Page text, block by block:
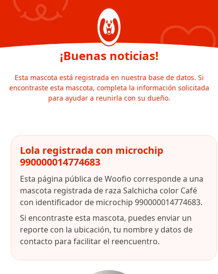
¡Buenas noticias!
Esta mascota está registrada en nuestra base de datos. Si
encontraste esta mascota, completa la información solicitada
para ayudar a reunirla con su dueño.
Lola registrada con microchip
990000014774683
Esta página pública de Woofio corresponde a una
mascota registrada de raza Salchicha color Café
con identificador de microchip 990000014774683.
Si encontraste esta mascota, puedes enviar un
reporte con la ubicación, tu nombre y datos de
contacto para facilitar el reencuentro.